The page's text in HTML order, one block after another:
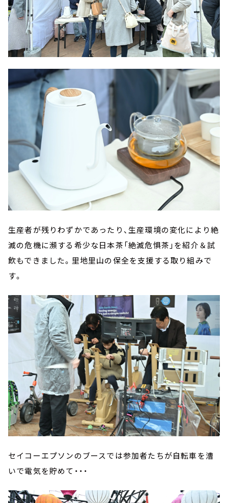
生産者が残りわずかであったり、生産環境の変化により絶
滅の危機に瀕する希少な日本茶「絶滅危惧茶」を紹介＆試
飲もできました。里地里山の保全を支援する取り組みで
す。
セイコーエプソンのブースでは参加者たちが自転車を漕
いで電気を貯めて・・・